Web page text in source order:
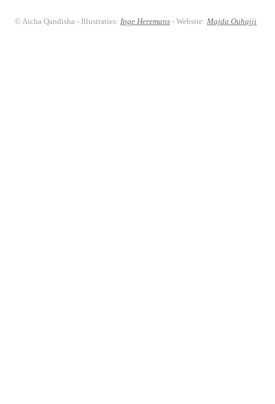
© Aicha Qandisha - Illustraties: Inge Heremans - Website: Majda Ouhajji